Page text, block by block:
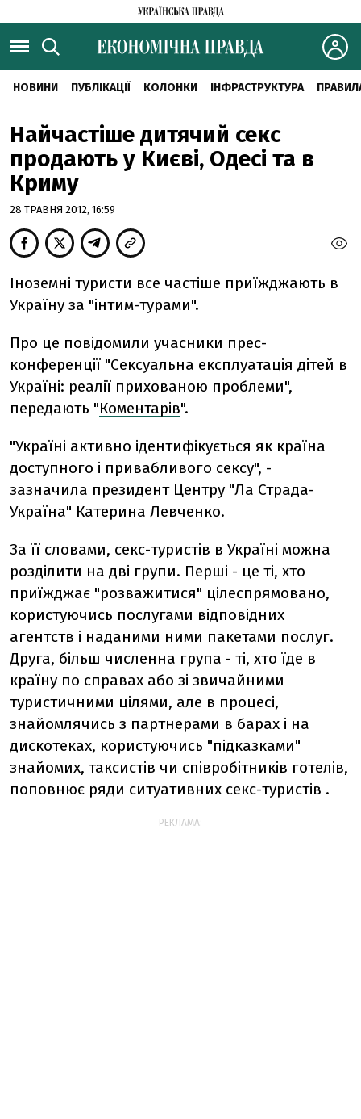
НОВИНИ ПУБЛІКАЦІЇ КОЛОНКИ ІНФРАСТРУКТУРА
Найчастіше дитячий секс
продають у Києві, Одесі та в
Криму
28 ТРАВНЯ 2012, 16:59
Іноземні туристи все частіше приїжджають в
Україну за "інтим-турами".
Про це повідомили учасники прес-
конференції "Сексуальна експлуатація дітей в
Україні: реалії прихованою проблеми",
передають "Коментарів".
"Україні активно ідентифікується як країна
доступного і привабливого сексу", -
зазначила президент Центру "Ла Страда-
Україна" Катерина Левченко.
За її словами, секс-туристів в Україні можна
розділити на дві групи. Перші - це ті, хто
приїжджає "розважитися" цілеспрямовано,
користуючись послугами відповідних
агентств і наданими ними пакетами послуг.
Друга, більш численна група - ті, хто їде в
країну по справах або зі звичайними
туристичними цілями, але в процесі,
знайомлячись з партнерами в барах і на
дискотеках, користуючись "підказками"
знайомих, таксистів чи співробітників готелів,
поповнює ряди ситуативних секс-туристів .
РЕКЛАМА: